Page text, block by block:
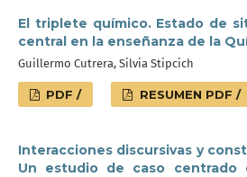
El triplete químico. Estado de
central en la enseñanza de la
Guillermo Cutrera, Silvia Stipcich
PDF / RESUMEN PDF /
Interacciones discursivas y
Un estudio de caso